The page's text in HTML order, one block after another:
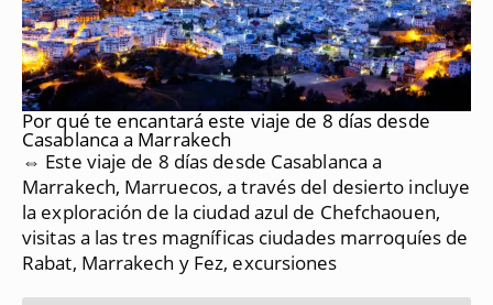
Por qué te encantará este viaje de 8 días desde
Casablanca a Marrakech
⇔ Este viaje de 8 días desde Casablanca a
Marrakech, Marruecos, a través del desierto incluye
la exploración de la ciudad azul de Chefchaouen,
visitas a las tres magníficas ciudades marroquíes de
Rabat, Marrakech y Fez, excursiones